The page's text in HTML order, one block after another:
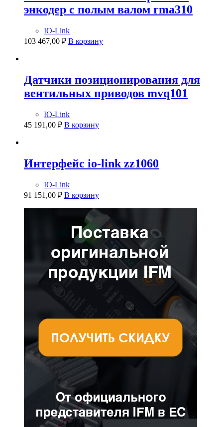
энкодер с полым валом rma310
IO-Link
103 467,00 ₽ В корзину
Датчики позиционирования для
вентильных приводов mvq101
IO-Link
45 191,00 ₽ В корзину
Интерфейс io-link zz1060
IO-Link
91 151,00 ₽ В корзину